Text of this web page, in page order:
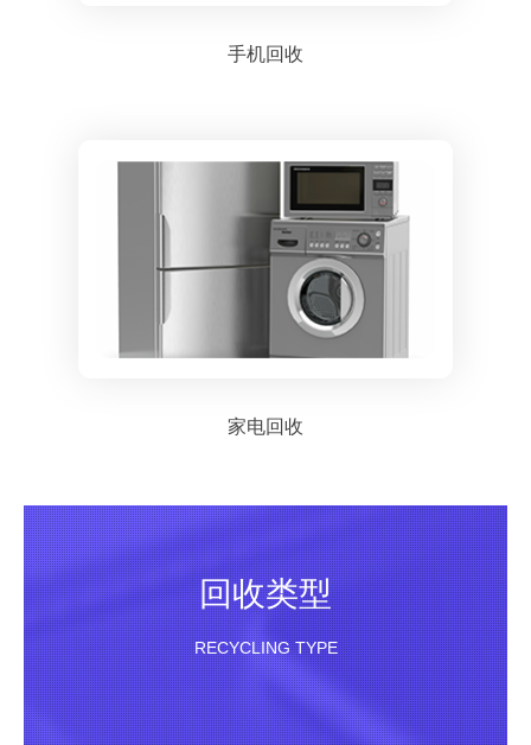
手机回收
家电回收
回收类型
RECYCLING TYPE